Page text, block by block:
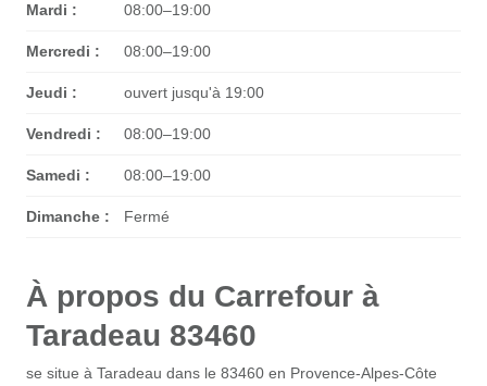
Mardi : 08:00–19:00
Mercredi : 08:00–19:00
Jeudi : ouvert jusqu'à 19:00
Vendredi : 08:00–19:00
Samedi : 08:00–19:00
Dimanche : Fermé
À propos du Carrefour à
Taradeau 83460
se situe à Taradeau dans le 83460 en Provence-Alpes-Côte